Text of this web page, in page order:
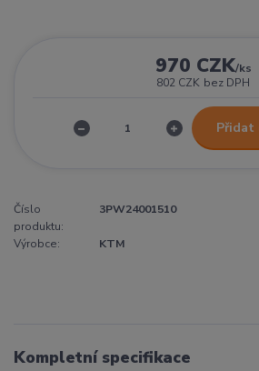
970 CZK/ks
802 CZK bez DPH
Přidat
Číslo
produktu:
3PW24001510
Výrobce: KTM
Kompletní specifikace